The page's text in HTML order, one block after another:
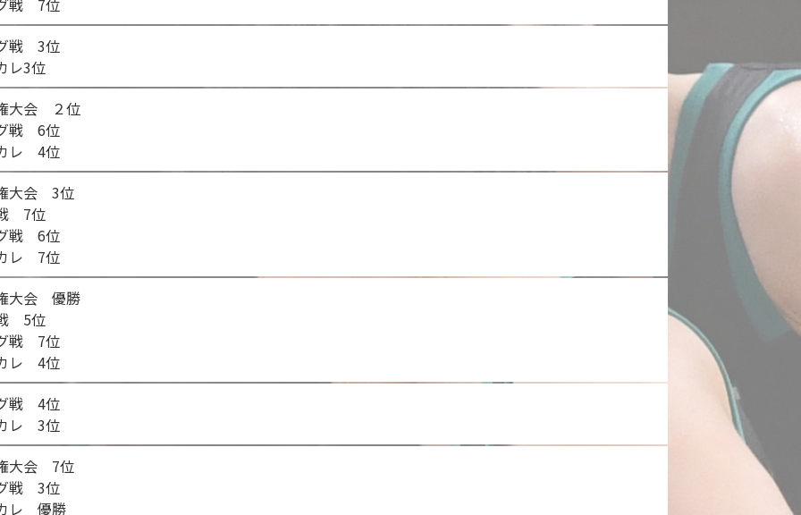
戦 3位
レ3位
大会 ２位
戦 6位
レ 4位
大会 3位
7位
戦 6位
レ 7位
大会 優勝
5位
戦 7位
レ 4位
戦 4位
レ 3位
大会 7位
戦 3位
レ 優勝